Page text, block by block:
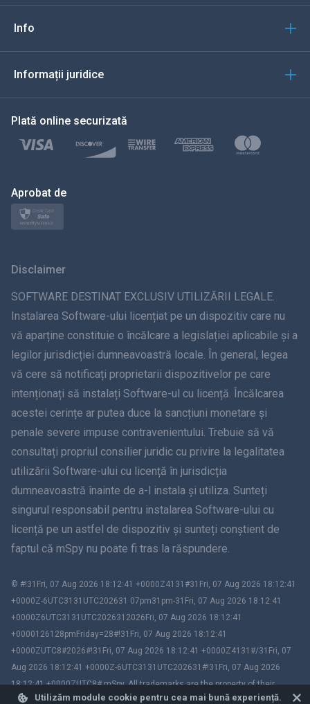
Utilizăm module cookie pentru cea mai bună experiență.
Türkçe
Polski
ภาษาไทย
Dansk
हिंदी
עברית
Română
Ελληνικά
Việt Tiếng
繁體中文
Slovenia
Bahasa Melayu
Info
Informații juridice
Plată online securizată
Aprobat de
Disclaimer
SOFTWARE DESTINAT EXCLUSIV UTILIZĂRII LEGALE.
Instalarea Software-ului licențiat pe un dispozitiv care nu
vă aparține constituie o încălcare a legislației aplicabile și a
legilor jurisdicției dumneavoastră locale. În general, legea
vă cere să notificați proprietarii dispozitivelor pe care
intenționați să instalați Software-ul cu licență. Încălcarea
acestei cerințe ar putea duce la sancțiuni monetare și
penale severe impuse contravenientului. Trebuie să vă
consultați propriul consilier juridic cu privire la legalitatea
utilizării Software-ului cu licență în jurisdicția
dumneavoastră înainte de a-l instala și utiliza. Sunteți
singurul responsabil pentru instalarea Software-ului cu
licență pe un astfel de dispozitiv și sunteți conștient de
faptul că mSpy nu poate fi tras la răspundere.
© #!31Fri, 07 Aug 2026 18:12:41 +0000Z4131#31Fri, 07 Aug 2026 18:12:41
+0000Z-6UTC3131UTC202631 07pm31pm-31Fri, 07 Aug 2026 18:12:41
+0000Z6UTC3131UTC2026312026Fri, 07 Aug 2026 18:12:41
+0000126128pmFriday=28#!31Fri, 07 Aug 2026 18:12:41
+0000ZUTC8#2026#!31Fri, 07 Aug 2026 18:12:41 +0000Z4131#/31Fri, 07
Aug 2026 18:12:41 +0000Z-6UTC3131UTC202631#!31Fri, 07 Aug 2026
18:12:41 +0000ZUTC8# mSpy. All trademarks are the property of their
respective owners.